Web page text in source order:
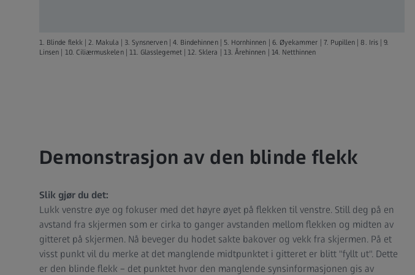
1. Blinde flekk | 2. Makula | 3. Synsnerven | 4. Bindehinnen | 5. Hornhinnen | 6. Øyekammer | 7. Pupillen | 8. Iris | 9.
Linsen | 10. Ciliærmuskelen | 11. Glasslegemet | 12. Sklera | 13. Årehinnen | 14. Netthinnen
Demonstrasjon av den blinde flekk
Slik gjør du det:
Lukk venstre øye og fokuser med det høyre øyet på flekken til venstre. Still deg på en
avstand fra skjermen som er cirka to ganger avstanden mellom flekken og midten av
gitteret på skjermen. Nå beveger du hodet sakte bakover og vekk fra skjermen. På et
visst punkt vil du merke at det manglende midtpunktet i gitteret er blitt "fyllt ut". Dette
er den blinde flekk – det punktet hvor den manglende synsinformasjonen gis av